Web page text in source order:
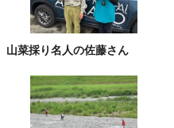
山菜採り名人の佐藤さん